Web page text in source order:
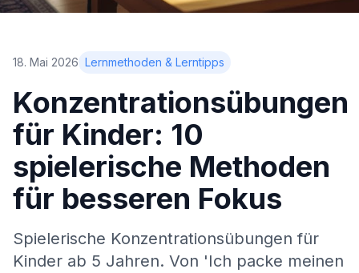
18. Mai 2026 Lernmethoden & Lerntipps
Konzentrationsübungen
für Kinder: 10
spielerische Methoden
für besseren Fokus
Spielerische Konzentrationsübungen für
Kinder ab 5 Jahren. Von 'Ich packe meinen